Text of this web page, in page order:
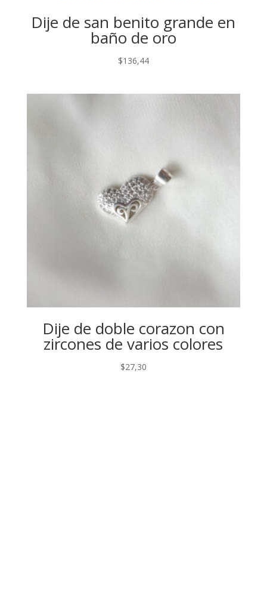
Dije de san benito grande en
baño de oro
$136,44
Dije de doble corazon con
zircones de varios colores
$27,30